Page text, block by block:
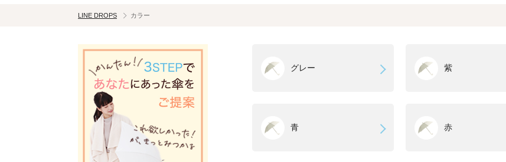
LINE DROPS カラー
グレー 紫
青 赤